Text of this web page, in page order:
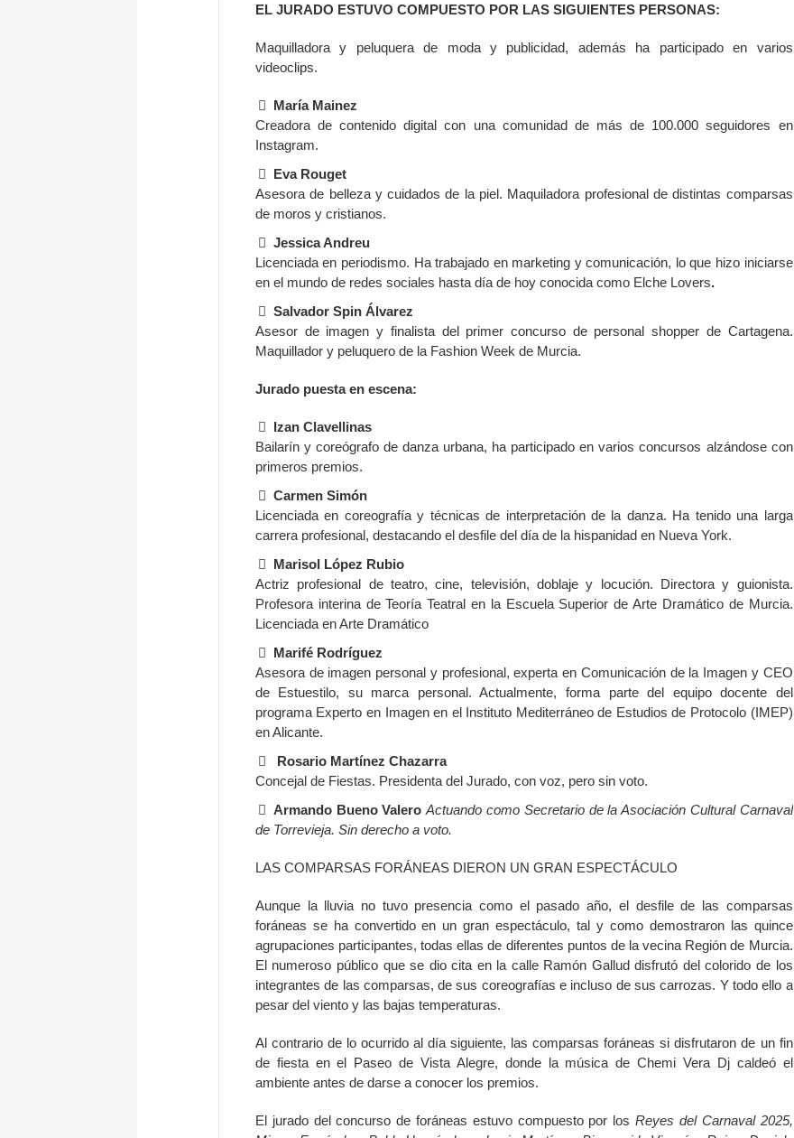
EL JURADO ESTUVO COMPUESTO POR LAS SIGUIENTES PERSONAS:
Maquilladora y peluquera de moda y publicidad, además ha participado en varios
videoclips.
María Mainez
Creadora de contenido digital con una comunidad de más de 100.000 seguidores en
Instagram.
Eva Rouget
Asesora de belleza y cuidados de la piel. Maquiladora profesional de distintas comparsas
de moros y cristianos.
Jessica Andreu
Licenciada en periodismo. Ha trabajado en marketing y comunicación, lo que hizo iniciarse
en el mundo de redes sociales hasta día de hoy conocida como Elche Lovers.
Salvador Spin Álvarez
Asesor de imagen y finalista del primer concurso de personal shopper de Cartagena.
Maquillador y peluquero de la Fashion Week de Murcia.
Jurado puesta en escena:
Izan Clavellinas
Bailarín y coreógrafo de danza urbana, ha participado en varios concursos alzándose con
primeros premios.
Carmen Simón
Licenciada en coreografía y técnicas de interpretación de la danza. Ha tenido una larga
carrera profesional, destacando el desfile del día de la hispanidad en Nueva York.
Marisol López Rubio
Actriz profesional de teatro, cine, televisión, doblaje y locución. Directora y guionista.
Profesora interina de Teoría Teatral en la Escuela Superior de Arte Dramático de Murcia.
Licenciada en Arte Dramático
Marifé Rodríguez
Asesora de imagen personal y profesional, experta en Comunicación de la Imagen y CEO
de Estuestilo, su marca personal. Actualmente, forma parte del equipo docente del
programa Experto en Imagen en el Instituto Mediterráneo de Estudios de Protocolo (IMEP)
en Alicante.
Rosario Martínez Chazarra
Concejal de Fiestas. Presidenta del Jurado, con voz, pero sin voto.
Armando Bueno ValeroActuando como Secretario de la Asociación Cultural Carnaval
de Torrevieja. Sin derecho a voto.
LAS COMPARSAS FORÁNEAS DIERON UN GRAN ESPECTÁCULO
Aunque la lluvia no tuvo presencia como el pasado año, el desfile de las comparsas
foráneas se ha convertido en un gran espectáculo, tal y como demostraron las quince
agrupaciones participantes, todas ellas de diferentes puntos de la vecina Región de Murcia.
El numeroso público que se dio cita en la calle Ramón Gallud disfrutó del colorido de los
integrantes de las comparsas, de sus coreografías e incluso de sus carrozas. Y todo ello a
pesar del viento y las bajas temperaturas.
Al contrario de lo ocurrido al día siguiente, las comparsas foráneas si disfrutaron de un fin
de fiesta en el Paseo de Vista Alegre, donde la música de Chemi Vera Dj caldeó el
ambiente antes de darse a conocer los premios.
El jurado del concurso de foráneas estuvo compuesto por losReyes del Carnaval 2025,